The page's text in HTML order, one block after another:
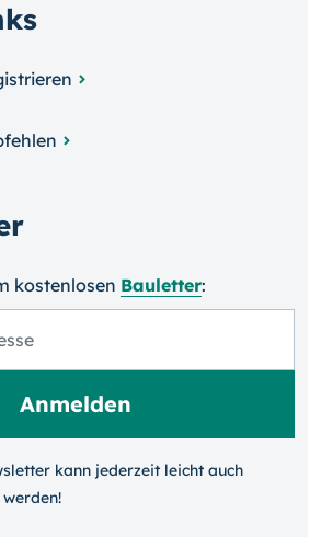
kosten­losen Bauletter:
kann jeder­zeit leicht auch